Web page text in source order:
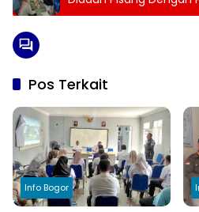
Pos Terkait
Info Bogor